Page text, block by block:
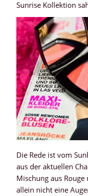
Sunrise Kollektion
Die Rede ist vom
aus der aktuellen
Mischung aus
allein nicht eine